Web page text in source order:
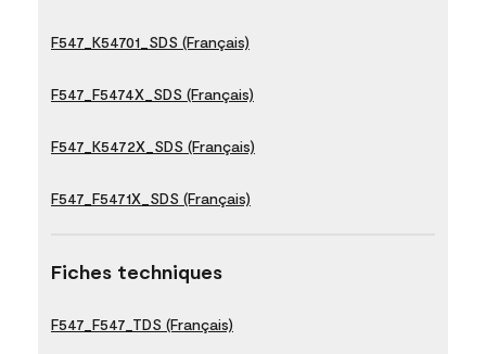
F547_K54701_SDS (Français)
F547_F5474X_SDS (Français)
F547_K5472X_SDS (Français)
F547_F5471X_SDS (Français)
Fiches techniques
F547_F547_TDS (Français)